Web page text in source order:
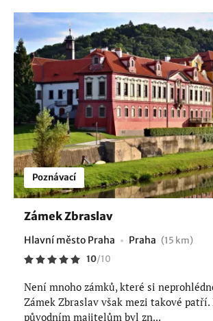
Poznávací
Zámek Zbraslav
Hlavní město Praha Praha (15 km)
10/10
Není mnoho zámků, které si
Zámek Zbraslav však mezi takové patří.
původním majitelům byl zn...